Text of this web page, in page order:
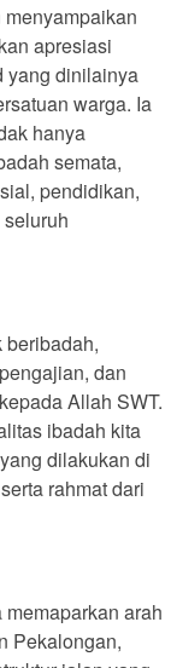
apresiasi
yang dinilainya
warga. Ia
hanya
semata,
pendidikan,
beribadah,
dan
Allah SWT.
ibadah kita
dilakukan di
rahmat dari
arah
Pekalongan,